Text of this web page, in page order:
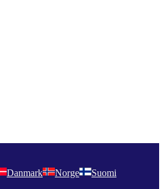
Danmark Norge Suomi